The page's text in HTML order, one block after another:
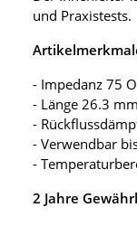
und Praxistests.
- Impedanz 75
- Länge 26.3 mm
-
- Verwendbar
-
2 Jahre